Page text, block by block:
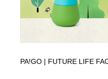
PA!GO | FUTURE LIFE